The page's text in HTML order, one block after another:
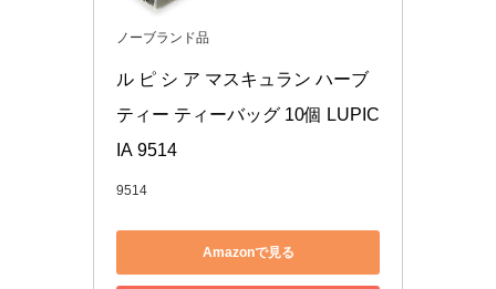
ノーブランド品
ル ピ シ ア マスキュラン ハーブ
ティー ティーバッグ 10個 LUPIC
IA 9514
9514
Amazonで見る